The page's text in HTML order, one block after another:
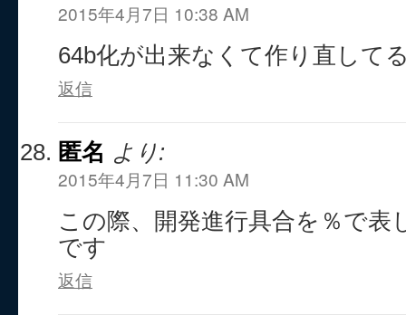
2015年4月7日 10:38 AM
64b化が出来なくて作り直して
返信
匿名 より:
2015年4月7日 11:30 AM
この際、開発進行具合を％で表
です
返信